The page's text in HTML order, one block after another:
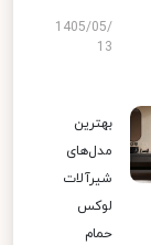
1405/05/
13
بهترین
مدل‌های
شیرآلات
لوکس
حمام